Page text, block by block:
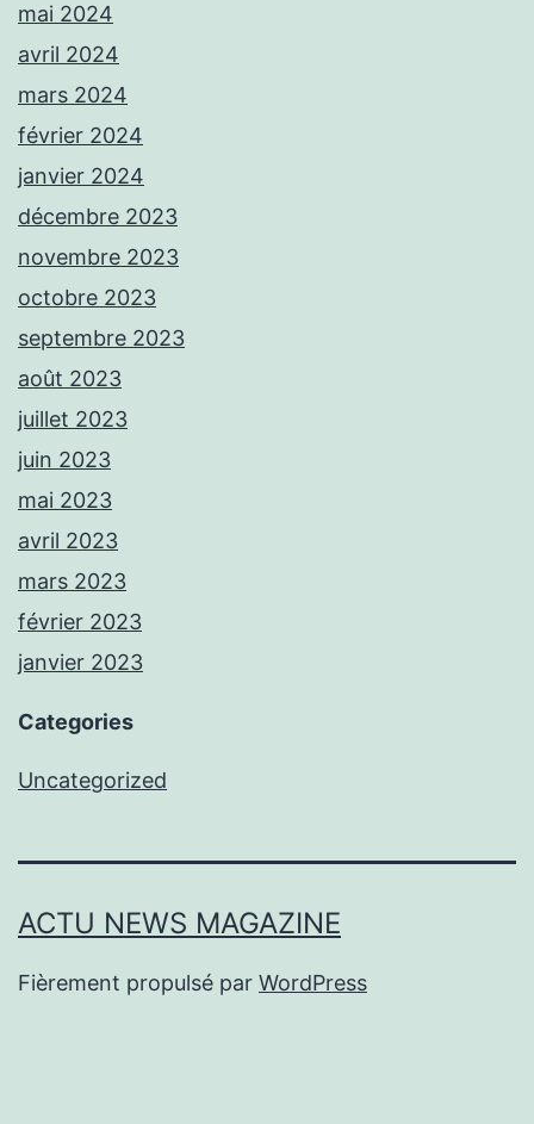
mai 2024
avril 2024
mars 2024
février 2024
janvier 2024
décembre 2023
novembre 2023
octobre 2023
septembre 2023
août 2023
juillet 2023
juin 2023
mai 2023
avril 2023
mars 2023
février 2023
janvier 2023
Categories
Uncategorized
ACTU NEWS MAGAZINE
Fièrement propulsé par WordPress